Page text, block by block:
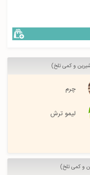
و کمی تلخ)
چرم
لیمو ترش
و کمی تلخ)